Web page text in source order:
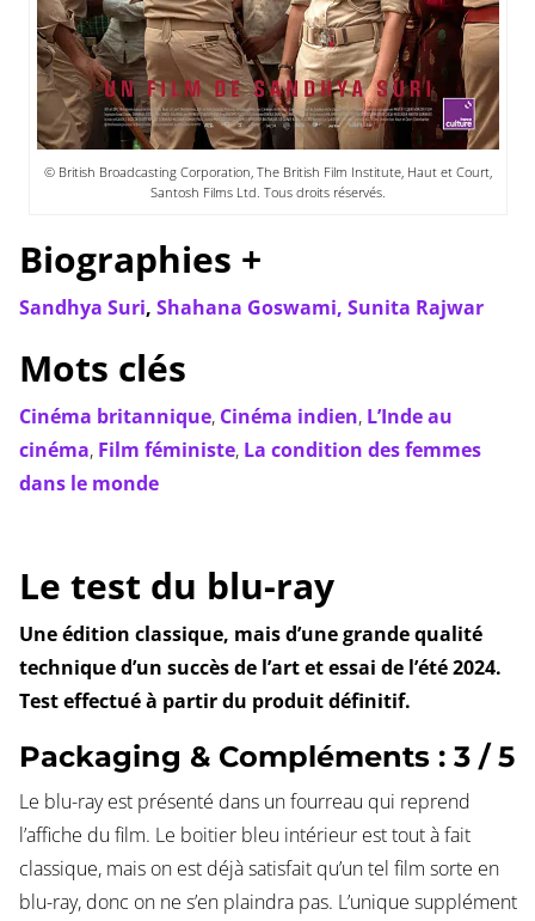
© British Broadcasting Corporation, The British Film Institute, Haut et Court,
Santosh Films Ltd. Tous droits réservés.
Biographies +
Sandhya Suri, Shahana Goswami, Sunita Rajwar
Mots clés
Cinéma britannique, Cinéma indien, L’Inde au
cinéma, Film féministe, La condition des femmes
dans le monde
Le test du blu-ray
Une édition classique, mais d’une grande qualité
technique d’un succès de l’art et essai de l’été 2024.
Test effectué à partir du produit définitif.
Packaging & Compléments : 3 / 5
Le blu-ray est présenté dans un fourreau qui reprend
l’affiche du film. Le boitier bleu intérieur est tout à fait
classique, mais on est déjà satisfait qu’un tel film sorte en
blu-ray, donc on ne s’en plaindra pas. L’unique supplément